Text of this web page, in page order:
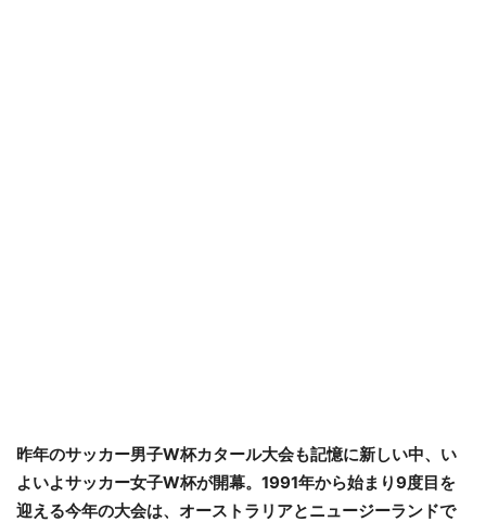
昨年のサッカー男子W杯カタール大会も記憶に新しい中、い
よいよサッカー女子W杯が開幕。1991年から始まり9度目を
迎える今年の大会は、オーストラリアとニュージーランドで